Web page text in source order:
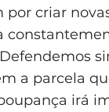
criar
a parcela
irá